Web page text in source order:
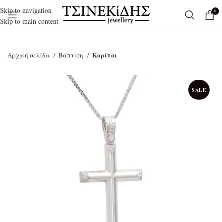
Skip to navigation
Skip to main content
0
Αρχική σελίδα Βάπτιση Κορίτσι
SALE